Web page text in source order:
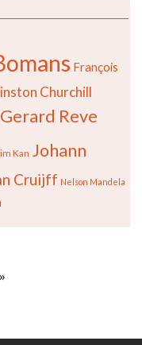
François
Churchill
Gerard Reve
Kan Johann
Cruijff Nelson Mandela